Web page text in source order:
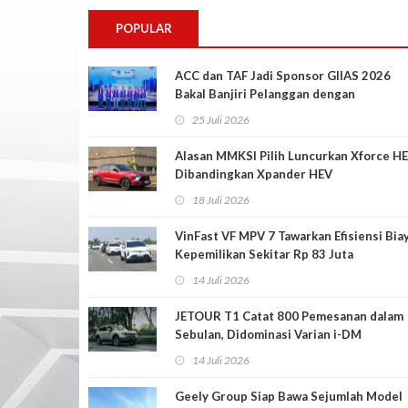
POPULAR
ACC dan TAF Jadi Sponsor GIIAS 2026
Bakal Banjiri Pelanggan dengan
25 Juli 2026
Alasan MMKSI Pilih Luncurkan Xforce
Dibandingkan Xpander HEV
18 Juli 2026
VinFast VF MPV 7 Tawarkan Efisiensi
Kepemilikan Sekitar Rp 83 Juta
14 Juli 2026
JETOUR T1 Catat 800 Pemesanan dalam
Sebulan, Didominasi Varian i-DM
14 Juli 2026
Geely Group Siap Bawa Sejumlah Model